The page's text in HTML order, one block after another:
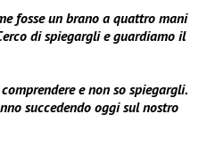
fosse un brano a quattro mani
di spiegargli e guardiamo il
e non so spiegargli.
succedendo oggi sul nostro